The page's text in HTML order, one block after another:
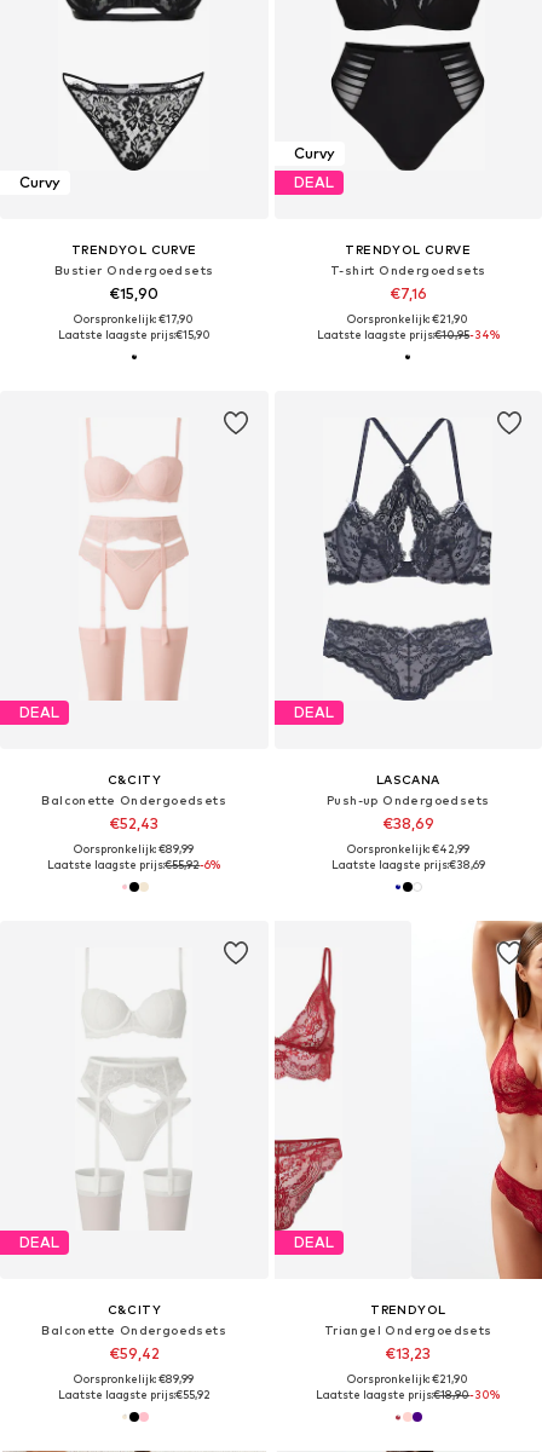
Curvy
TRENDYOL CURVE
Bustier Ondergoedsets
€15,90
Oorspronkelijk: €17,90
Laatste laagste prijs:€15,90
Curvy
DEAL
TRENDYOL CURVE
T-shirt Ondergoedsets
€7,16
Oorspronkelijk: €21,90
Laatste laagste prijs:€10,95-34%
DEAL
C&CITY
Balconette Ondergoedsets
€52,43
Oorspronkelijk: €89,99
Laatste laagste prijs:€55,92-6%
DEAL
LASCANA
Push-up Ondergoedsets
€38,69
Oorspronkelijk: €42,99
Laatste laagste prijs:€38,69
DEAL
C&CITY
Balconette Ondergoedsets
€59,42
Oorspronkelijk: €89,99
Laatste laagste prijs:€55,92
DEAL
TRENDYOL
Triangel Ondergoedsets
€13,23
Oorspronkelijk: €21,90
Laatste laagste prijs:€18,90-30%